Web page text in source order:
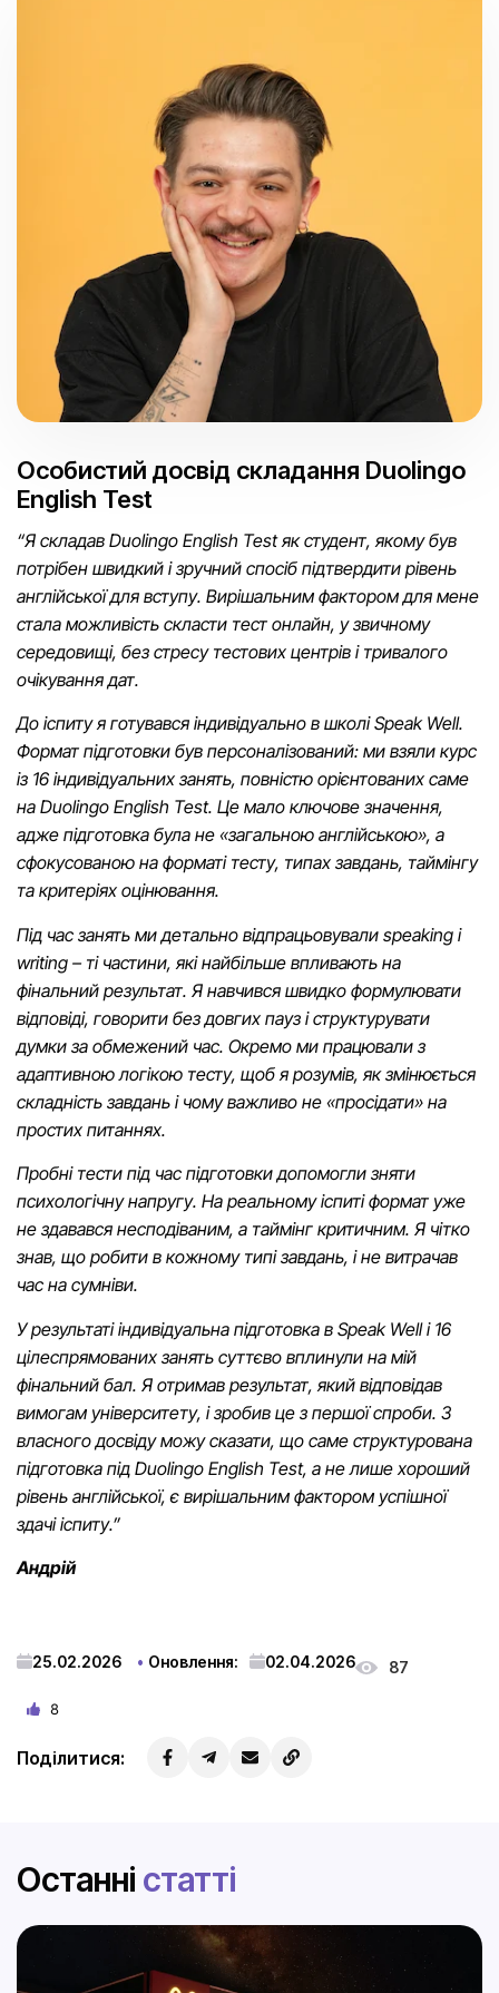
Особистий досвід складання Duolingo
English Test
“Я складав Duolingo English Test як студент, якому був
потрібен швидкий і зручний спосіб підтвердити рівень
англійської для вступу. Вирішальним фактором для мене
стала можливість скласти тест онлайн, у звичному
середовищі, без стресу тестових центрів і тривалого
очікування дат.
До іспиту я готувався індивідуально в школі Speak Well.
Формат підготовки був персоналізований: ми взяли курс
із 16 індивідуальних занять, повністю орієнтованих саме
на Duolingo English Test. Це мало ключове значення,
адже підготовка була не «загальною англійською», а
сфокусованою на форматі тесту, типах завдань, таймінгу
та критеріях оцінювання.
Під час занять ми детально відпрацьовували speaking і
writing – ті частини, які найбільше впливають на
фінальний результат. Я навчився швидко формулювати
відповіді, говорити без довгих пауз і структурувати
думки за обмежений час. Окремо ми працювали з
адаптивною логікою тесту, щоб я розумів, як змінюється
складність завдань і чому важливо не «просідати» на
простих питаннях.
Пробні тести під час підготовки допомогли зняти
психологічну напругу. На реальному іспиті формат уже
не здавався несподіваним, а таймінг критичним. Я чітко
знав, що робити в кожному типі завдань, і не витрачав
час на сумніви.
У результаті індивідуальна підготовка в Speak Well і 16
цілеспрямованих занять суттєво вплинули на мій
фінальний бал. Я отримав результат, який відповідав
вимогам університету, і зробив це з першої спроби. З
власного досвіду можу сказати, що саме структурована
підготовка під Duolingo English Test, а не лише хороший
рівень англійської, є вирішальним фактором успішної
здачі іспиту.”
Андрій
25.02.2026 Оновлення: 02.04.2026 87
8
Поділитися:
Останні статті